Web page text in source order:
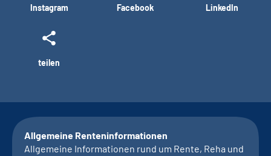
Instagram Facebook LinkedIn
teilen
Allgemeine Renteninformationen
Allgemeine Informationen rund um Rente, Reha und